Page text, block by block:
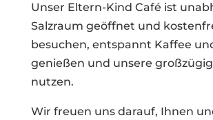
Unser Eltern-Kind Café ist
Salzraum geöffnet und
besuchen, entspannt Kaffee
genießen und unsere
nutzen.
Wir freuen uns darauf, Ihnen